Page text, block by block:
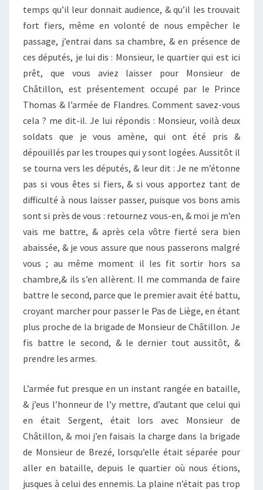
temps qu’il leur donnait audience, & qu’il les trouvait
fort fiers, même en volonté de nous empêcher le
passage, j’entrai dans sa chambre, & en présence de
ces députés, je lui dis : Monsieur, le quartier qui est ici
prêt, que vous aviez laisser pour Monsieur de
Châtillon, est présentement occupé par le Prince
Thomas & l’armée de Flandres. Comment savez-vous
cela ? me dit-il. Je lui répondis : Monsieur, voilà deux
soldats que je vous amène, qui ont été pris &
dépouillés par les troupes qui y sont logées. Aussitôt il
se tourna vers les députés, & leur dit : Je ne m’étonne
pas si vous êtes si fiers, & si vous apportez tant de
difficulté à nous laisser passer, puisque vos bons amis
sont si près de vous : retournez vous-en, & moi je m’en
vais me battre, & après cela vôtre fierté sera bien
abaissée, & je vous assure que nous passerons malgré
vous ; au même moment il les fit sortir hors sa
chambre,& ils s’en allèrent. Il me commanda de faire
battre le second, parce que le premier avait été battu,
croyant marcher pour passer le Pas de Liège, en étant
plus proche de la brigade de Monsieur de Châtillon. Je
fis battre le second, & le dernier tout aussitôt, &
prendre les armes.
L’armée fut presque en un instant rangée en bataille,
& j’eus l’honneur de l’y mettre, d’autant que celui qui
en était Sergent, était lors avec Monsieur de
Châtillon, & moi j’en faisais la charge dans la brigade
de Monsieur de Brezé, lorsqu’elle était séparée pour
aller en bataille, depuis le quartier où nous étions,
jusques à celui des ennemis. La plaine n’était pas trop